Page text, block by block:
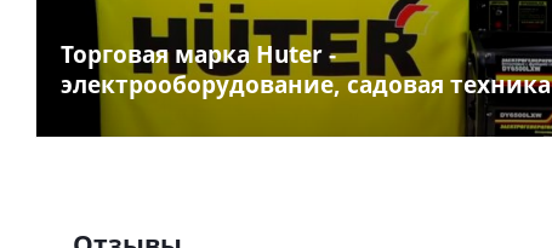
Торговая марка Huter -
электрооборудование, садовая техника